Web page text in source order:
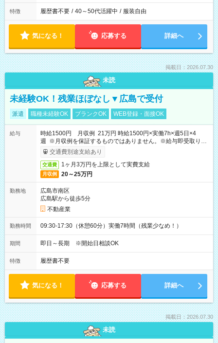
特徴 履歴書不要 / 40～50代活躍中 / 服装自由
気になる！ 応募する 詳細へ
掲載日：2026.07.30
未読
未経験OK！残業ほぼなし▼広島で受付
派遣 職種未経験OK ブランクOK WEB登録・面接OK
給与
時給1500円 月収例 21万円 時給1500円×実働7h×週5日×4
週 ※月収例を保証するものではありません。※給与即受取りサ
ービス利用可（利用条件有）
交通費別途支給あり
交通費 1ヶ月3万円を上限として実費支給
月収例 20～25万円
勤務地
広島市南区
広島駅から徒歩5分
不動産業
勤務時間 09:30-17:30（休憩60分）実働7時間（残業少なめ！）
期間 即日～長期 ※開始日相談OK
特徴 履歴書不要
気になる！ 応募する 詳細へ
掲載日：2026.07.30
未読